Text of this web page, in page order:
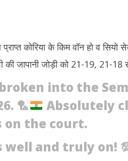
कोरिया के किम वॉन हो व सियो
की जापानी जोड़ी को 21-19, 21-18
into the
🏸
Absolutely
on the court.
well and truly on!